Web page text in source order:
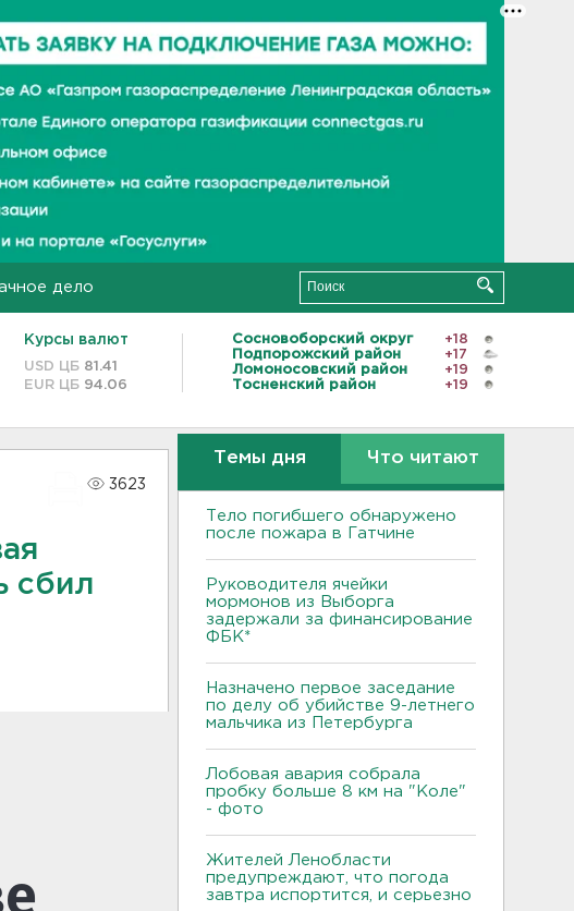
дело
Курсы валют
USD ЦБ 81.41
EUR ЦБ 94.06
Сосновоборский округ
+18
Подпорожский район
+17
Ломоносовский район
+19
Тосненский район
+19
3623
сбил
Темы дня Что читают
Тело погибшего обнаружено
после пожара в Гатчине
Руководителя ячейки
мормонов из Выборга
задержали за финансирование
ФБК*
Назначено первое заседание
по делу об убийстве 9-летнего
мальчика из Петербурга
Лобовая авария собрала
пробку больше 8 км на "Коле"
- фото
Жителей Ленобласти
предупреждают, что погода
завтра испортится, и серьезно